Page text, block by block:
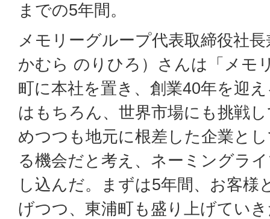
までの5年間。
メモリーグループ代表取締役社
かむら のりひろ）さんは「メモ
町に本社を置き、創業40年を迎
はもちろん、世界市場にも挑戦
めつつも地元に根差した企業と
る機会だと考え、ネーミングラ
し込んだ。まずは5年間、お客様
げつつ、東浦町も盛り上げてい